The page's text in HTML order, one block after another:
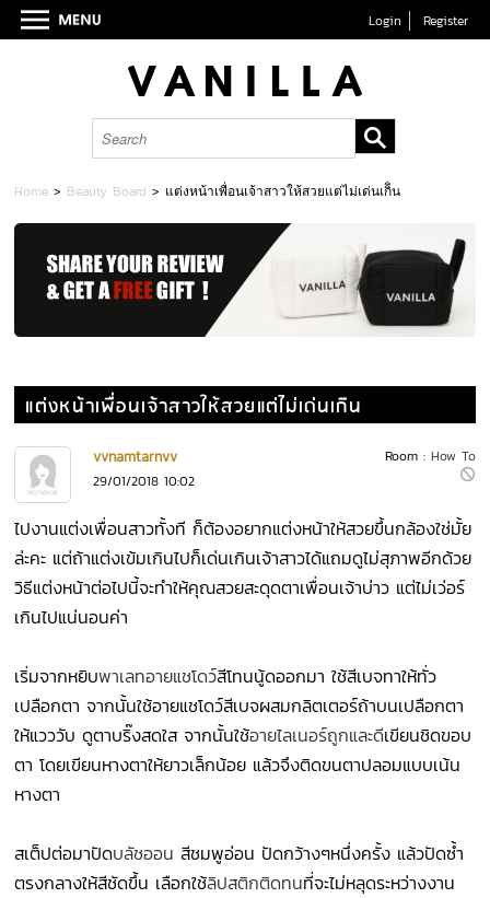
Login Register
Home > Beauty Board > แต่งหน้าเพื่อนเจ้าสาวให้สวยแต่ไม่เด่นเกิิน
แต่งหน้าเพื่อนเจ้าสาวให้สวยแต่ไม่เด่นเกิิน
Room : How To
vvnamtarnvv
29/01/2018 10:02
ไปงานแต่งเพื่อนสาวทั้งที ก็ต้องอยากแต่งหน้าให้สวยขึ้นกล้องใช่มั้ย
ล่ะคะ แต่ถ้าแต่งเข้มเกินไปก็เด่นเกินเจ้าสาวได้แถมดูไม่สุภาพอีกด้วย
วิธีแต่งหน้าต่อไปนี้จะทำให้คุณสวยสะดุดตาเพื่อนเจ้าบ่าว แต่ไม่เว่อร์
เกินไปแน่นอนค่า
เริ่มจากหยิบพาเลทอายแชโดว์สีโทนนู้ดออกมา ใช้สีเบจทาให้ทั่ว
เปลือกตา จากนั้นใช้อายแชโดว์สีเบจผสมกลิตเตอร์ถ้าบนเปลือกตา
ให้แวววับ ดูตาบริ๊งสดใส จากนั้นใช้อายไลเนอร์ถูกและดีเขียนชิดขอบ
ตา โดยเขียนหางตาให้ยาวเล็กน้อย แล้วจึงติดขนตาปลอมแบบเน้น
หางตา
สเต็ปต่อมาปัดบลัชออน สีชมพูอ่อน ปัดกว้างๆหนึ่งครั้ง แล้วปัดซ้ำ
ตรงกลางให้สีชัดขึ้น เลือกใช้ลิปสติกติดทนที่จะไม่หลุดระหว่างงาน